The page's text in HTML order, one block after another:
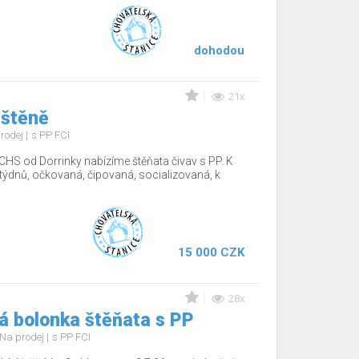
dohodou
21x
s PP FCI
od Dorrinky nabízíme štěňata čivav s PP. K
očkovaná, čipovaná, socializovaná, k
15 000 CZK
28x
bolonka štěňata s PP
prodej s PP FCI